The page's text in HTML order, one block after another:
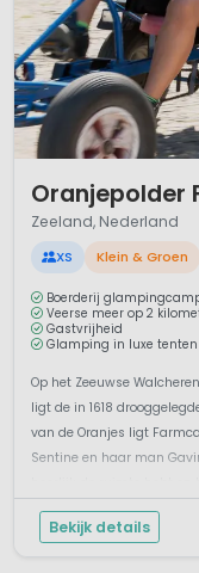
Oranjepolder
Zeeland, Nederland
XS Klein & Groen
Boerderij
Veerse meer op 2
Gastvrijheid
Glamping in luxe tenten
Op het Zeeuwse
ligt de in 1618
van de Oranjes ligt
Sentine en haar man
Bekijk details